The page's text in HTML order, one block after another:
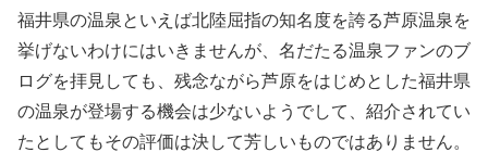
福井県の温泉といえば北陸屈指の知名度を誇る芦原温泉を
挙げないわけにはいきませんが、名だたる温泉ファンのブ
ログを拝見しても、残念ながら芦原をはじめとした福井県
の温泉が登場する機会は少ないようでして、紹介されてい
たとしてもその評価は決して芳しいものではありません。